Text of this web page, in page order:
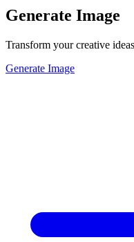
Generate Image
Transform your creative
Generate Image